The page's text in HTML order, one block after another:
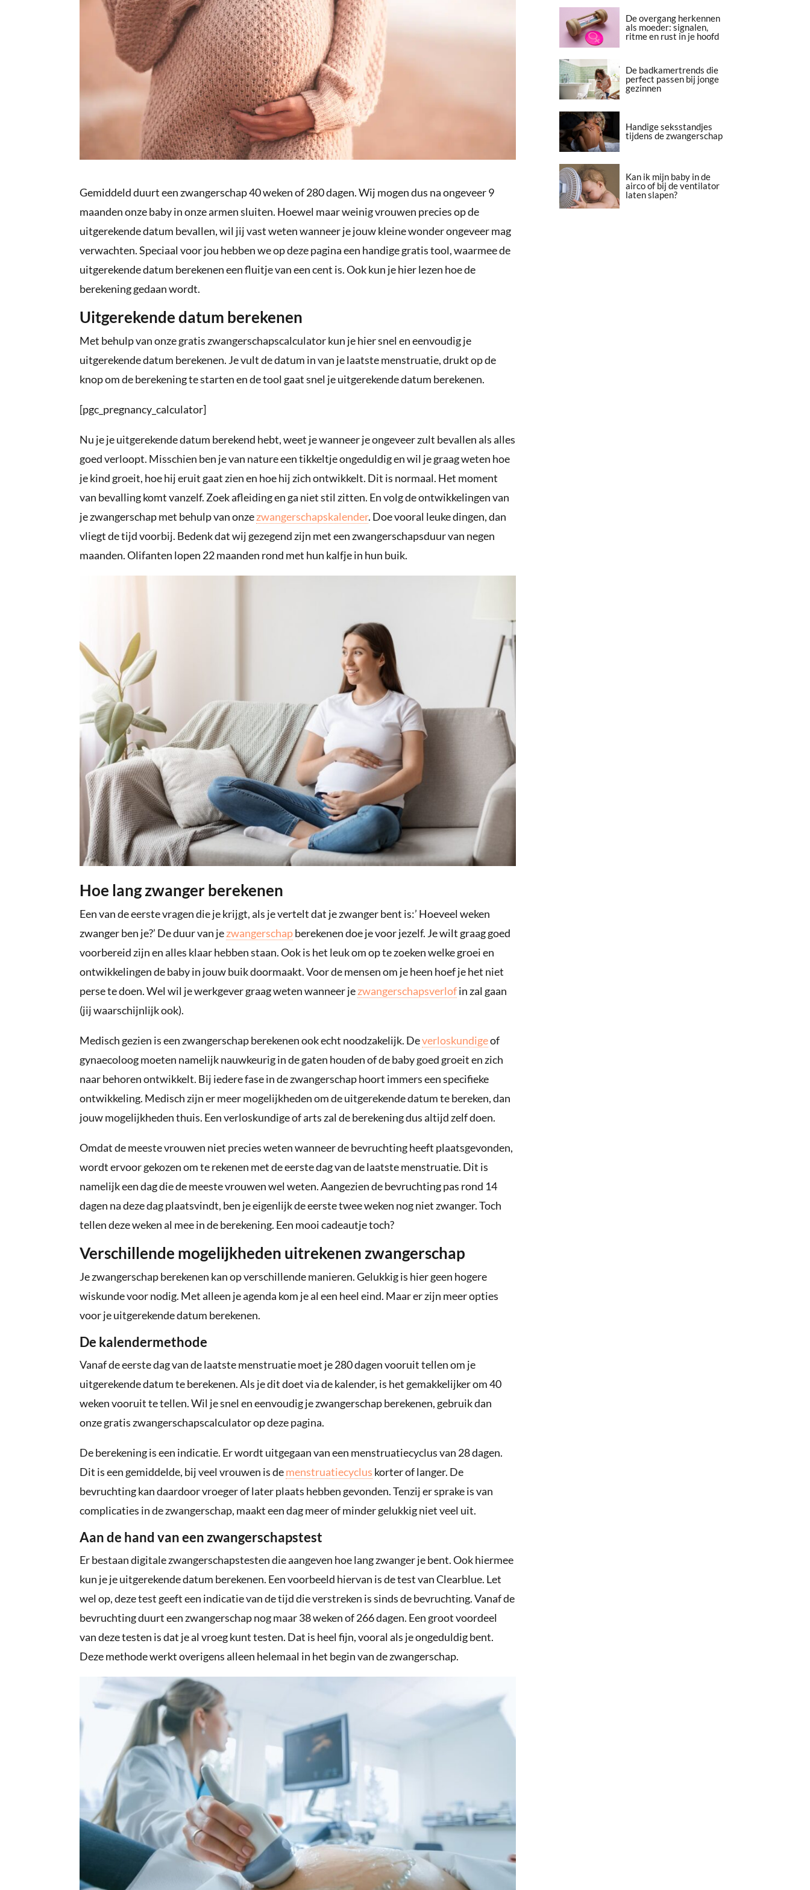
Gemiddeld duurt een zwangerschap 40 weken of 280 dagen. Wij mogen dus na ongeveer 9
maanden onze baby in onze armen sluiten. Hoewel maar weinig vrouwen precies op de
uitgerekende datum bevallen, wil jij vast weten wanneer je jouw kleine wonder ongeveer mag
verwachten. Speciaal voor jou hebben we op deze pagina een handige gratis tool, waarmee de
uitgerekende datum berekenen een fluitje van een cent is. Ook kun je hier lezen hoe de
berekening gedaan wordt.
Uitgerekende datum berekenen
Met behulp van onze gratis zwangerschapscalculator kun je hier snel en eenvoudig je
uitgerekende datum berekenen. Je vult de datum in van je laatste menstruatie, drukt op de
knop om de berekening te starten en de tool gaat snel je uitgerekende datum berekenen.
[pgc_pregnancy_calculator]
Nu je je uitgerekende datum berekend hebt, weet je wanneer je ongeveer zult bevallen als alles
goed verloopt. Misschien ben je van nature een tikkeltje ongeduldig en wil je graag weten hoe
je kind groeit, hoe hij eruit gaat zien en hoe hij zich ontwikkelt. Dit is normaal. Het moment
van bevalling komt vanzelf. Zoek afleiding en ga niet stil zitten. En volg de ontwikkelingen van
je zwangerschap met behulp van onzezwangerschapskalender. Doe vooral leuke dingen, dan
vliegt de tijd voorbij. Bedenk dat wij gezegend zijn met een zwangerschapsduur van negen
maanden. Olifanten lopen 22 maanden rond met hun kalfje in hun buik.
Hoe lang zwanger berekenen
Een van de eerste vragen die je krijgt, als je vertelt dat je zwanger bent is:’ Hoeveel weken
zwanger ben je?’ De duur van jezwangerschapberekenen doe je voor jezelf. Je wilt graag goed
voorbereid zijn en alles klaar hebben staan. Ook is het leuk om op te zoeken welke groei en
ontwikkelingen de baby in jouw buik doormaakt. Voor de mensen om je heen hoef je het niet
perse te doen. Wel wil je werkgever graag weten wanneer jezwangerschapsverlofin zal gaan
(jij waarschijnlijk ook).
Medisch gezien is een zwangerschap berekenen ook echt noodzakelijk. Deverloskundigeof
gynaecoloog moeten namelijk nauwkeurig in de gaten houden of de baby goed groeit en zich
naar behoren ontwikkelt. Bij iedere fase in de zwangerschap hoort immers een specifieke
ontwikkeling. Medisch zijn er meer mogelijkheden om de uitgerekende datum te bereken, dan
jouw mogelijkheden thuis. Een verloskundige of arts zal de berekening dus altijd zelf doen.
Omdat de meeste vrouwen niet precies weten wanneer de bevruchting heeft plaatsgevonden,
wordt ervoor gekozen om te rekenen met de eerste dag van de laatste menstruatie. Dit is
namelijk een dag die de meeste vrouwen wel weten. Aangezien de bevruchting pas rond 14
dagen na deze dag plaatsvindt, ben je eigenlijk de eerste twee weken nog niet zwanger. Toch
tellen deze weken al mee in de berekening. Een mooi cadeautje toch?
Verschillende mogelijkheden uitrekenen zwangerschap
Je zwangerschap berekenen kan op verschillende manieren. Gelukkig is hier geen hogere
wiskunde voor nodig. Met alleen je agenda kom je al een heel eind. Maar er zijn meer opties
voor je uitgerekende datum berekenen.
De kalendermethode
Vanaf de eerste dag van de laatste menstruatie moet je 280 dagen vooruit tellen om je
uitgerekende datum te berekenen. Als je dit doet via de kalender, is het gemakkelijker om 40
weken vooruit te tellen. Wil je snel en eenvoudig je zwangerschap berekenen, gebruik dan
onze gratis zwangerschapscalculator op deze pagina.
De berekening is een indicatie. Er wordt uitgegaan van een menstruatiecyclus van 28 dagen.
Dit is een gemiddelde, bij veel vrouwen is demenstruatiecyclus korter of langer. De
bevruchting kan daardoor vroeger of later plaats hebben gevonden. Tenzij er sprake is van
complicaties in de zwangerschap, maakt een dag meer of minder gelukkig niet veel uit.
Aan de hand van een zwangerschapstest
Er bestaan digitale zwangerschapstesten die aangeven hoe lang zwanger je bent. Ook hiermee
kun je je uitgerekende datum berekenen. Een voorbeeld hiervan is de test van Clearblue. Let
wel op, deze test geeft een indicatie van de tijd die verstreken is sinds de bevruchting. Vanaf de
bevruchting duurt een zwangerschap nog maar 38 weken of 266 dagen. Een groot voordeel
van deze testen is dat je al vroeg kunt testen. Dat is heel fijn, vooral als je ongeduldig bent.
Deze methode werkt overigens alleen helemaal in het begin van de zwangerschap.
De overgang herkennen
als moeder: signalen,
ritme en rust in je hoofd
De badkamertrends die
perfect passen bij jonge
gezinnen
Handige seksstandjes
tijdens de zwangerschap
Kan ik mijn baby in de
airco of bij de ventilator
laten slapen?